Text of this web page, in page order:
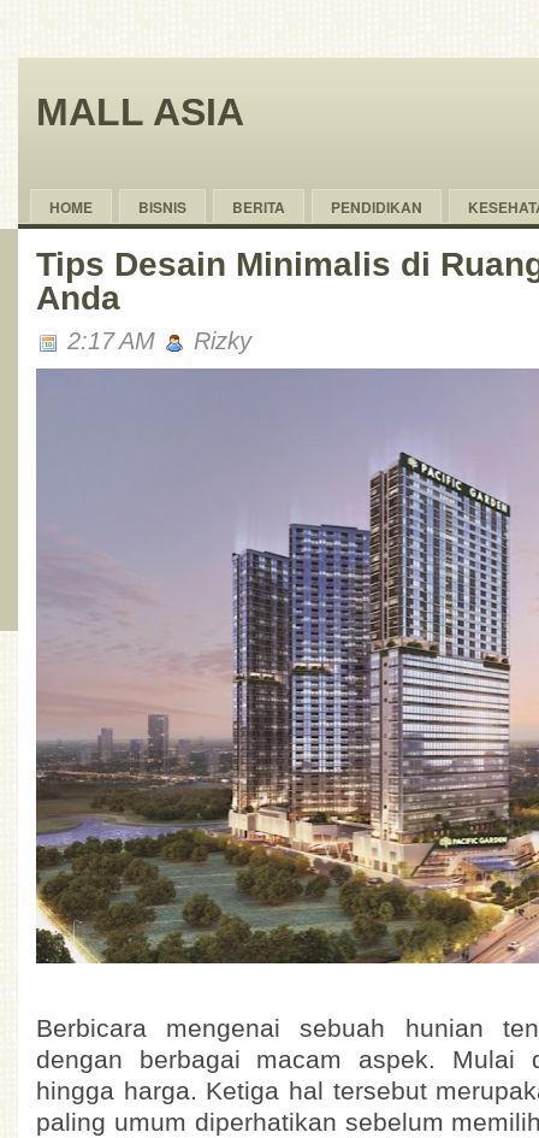
MALL ASIA
HOME BISNIS BERITA PENDIDIKAN
Tips Desain Minimalis di
Anda
2:17 AM Rizky
Berbicara mengenai sebuah hunian
dengan berbagai macam aspek. Mulai
hingga harga. Ketiga hal tersebut
paling umum diperhatikan sebelum